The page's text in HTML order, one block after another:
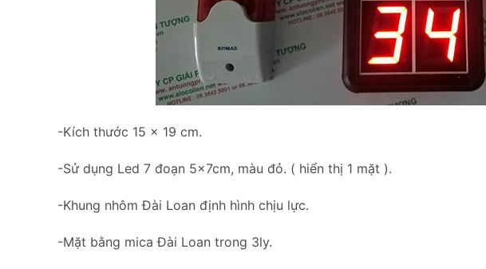
-Kích thước 15 x 19 cm.
-Sử dụng Led 7 đoạn 5x7cm, màu đỏ. ( hiển thị 1 mặt ).
-Khung nhôm Đài Loan định hình chịu lực.
-Mặt bằng mica Đài Loan trong 3ly.